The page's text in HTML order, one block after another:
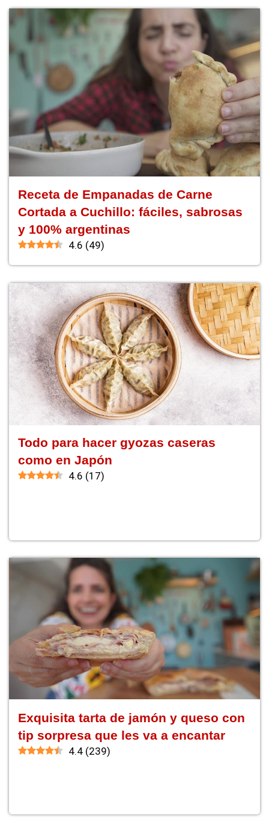
Receta de Empanadas de Carne
Cortada a Cuchillo: fáciles, sabrosas
y 100% argentinas
4.6 (49)
Todo para hacer gyozas caseras
como en Japón
4.6 (17)
Exquisita tarta de jamón y queso con
tip sorpresa que les va a encantar
4.4 (239)